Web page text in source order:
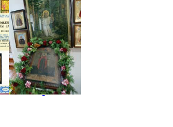
Галерея